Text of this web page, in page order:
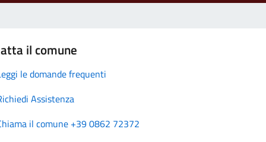
il comune
le domande frequenti
Assistenza
il comune +39 0862 72372